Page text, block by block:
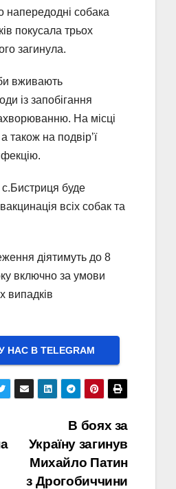
напередодні собака
покусала трьох
загинула.
вживають
із запобігання
На місці
також на подвірʼї
с.Бистриця буде
всіх собак та
діятимуть до 8
включно за умови
випадків
В ТELEGRAM
В боях за
Україну загинув
Михайло Патин
з Дрогобиччини